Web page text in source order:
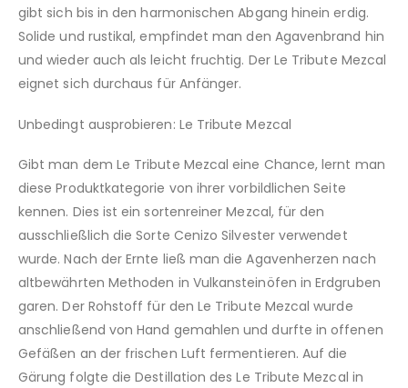
gibt sich bis in den harmonischen Abgang hinein erdig.
Solide und rustikal, empfindet man den Agavenbrand hin
und wieder auch als leicht fruchtig. Der Le Tribute Mezcal
eignet sich durchaus für Anfänger.
Unbedingt ausprobieren: Le Tribute Mezcal
Gibt man dem Le Tribute Mezcal eine Chance, lernt man
diese Produktkategorie von ihrer vorbildlichen Seite
kennen. Dies ist ein sortenreiner Mezcal, für den
ausschließlich die Sorte Cenizo Silvester verwendet
wurde. Nach der Ernte ließ man die Agavenherzen nach
altbewährten Methoden in Vulkansteinöfen in Erdgruben
garen. Der Rohstoff für den Le Tribute Mezcal wurde
anschließend von Hand gemahlen und durfte in offenen
Gefäßen an der frischen Luft fermentieren. Auf die
Gärung folgte die Destillation des Le Tribute Mezcal in